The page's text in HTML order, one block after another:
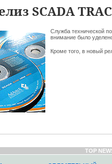
SCADA
Служба технической
внимание было
Кроме того, в новый
TOP